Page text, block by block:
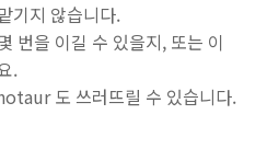
기지 않습니다.
번을 이길 수 있을지, 또는 이
.
도 쓰러뜨릴 수 있습니다.